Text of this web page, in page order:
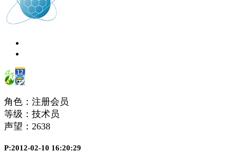
角色：注册会员
等级：技术员
声望： 2638
P:2012-02-10 16:20:29